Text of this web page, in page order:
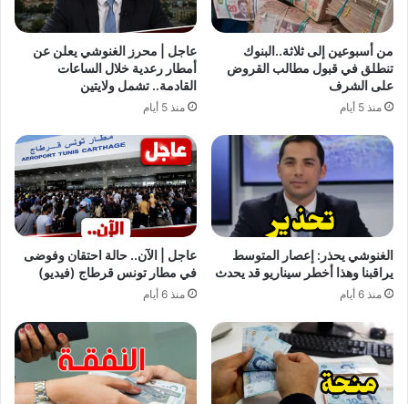
من أسبوعين إلى ثلاثة..البنوك
تنطلق في قبول مطالب القروض
على الشرف
منذ 5 أيام
عاجل | محرز الغنوشي يعلن عن
أمطار رعدية خلال الساعات
القادمة.. تشمل ولايتين
منذ 5 أيام
الغنوشي يحذر: إعصار المتوسط
يراقبنا وهذا أخطر سيناريو قد يحدث
منذ 6 أيام
عاجل | الآن.. حالة احتقان وفوضى
في مطار تونس قرطاج (فيديو)
منذ 6 أيام